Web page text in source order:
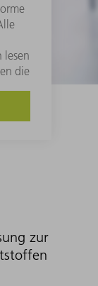
lesen
die
zur